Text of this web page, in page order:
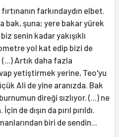
farkındaydın elbet.
bak, şuna; yere bakar yürek
senin kadar yakışıklı
yol kat edip bizi de
Artık daha fazla
yetiştirmek yerine, Teo'yu
Ali de yine aranızda. Bak
direği sızlıyor. (...) ne
de dışın da pırıl pırıldı.
biri de sendin...